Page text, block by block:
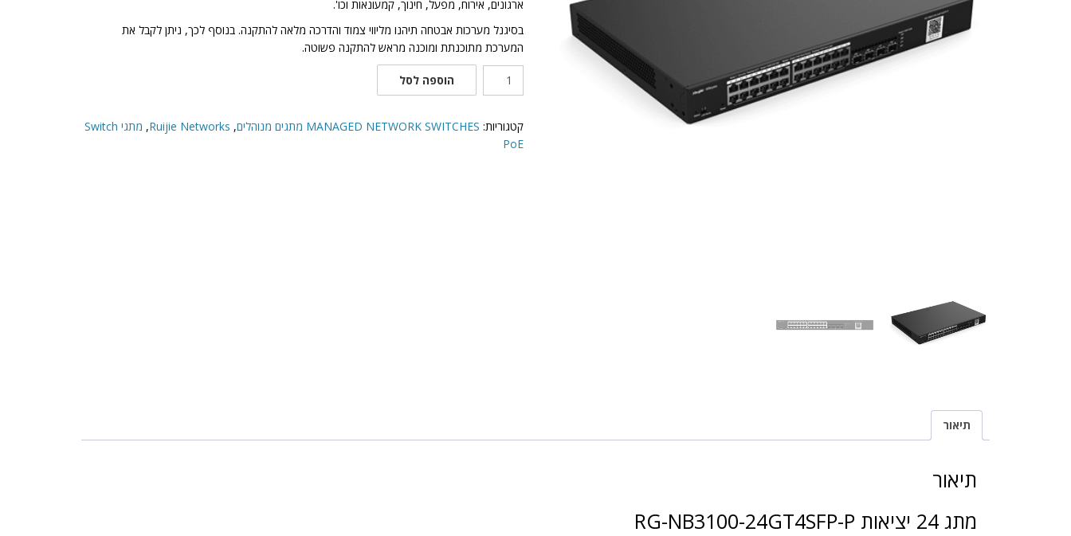
ארגונים, אירוח, מפעל, חינוך, קמעונאות וכו'.
בסיגנל מערכות אבטחה תיהנו מליווי צמוד והדרכה מלאה להתקנה. בנוסף לכך, ניתן לקבל את
המערכת מתוכנתת ומוכנה מראש להתקנה פשוטה.
24
יציאות
הוספה לסל
קטגוריות: MANAGED NETWORK SWITCHES מתגים מנוהלים ,
Ruijie Networks
,
מתגי Switch
PoE
תיאור
תיאור
מתג 24 יציאות RG-NB3100-24GT4SFP-P